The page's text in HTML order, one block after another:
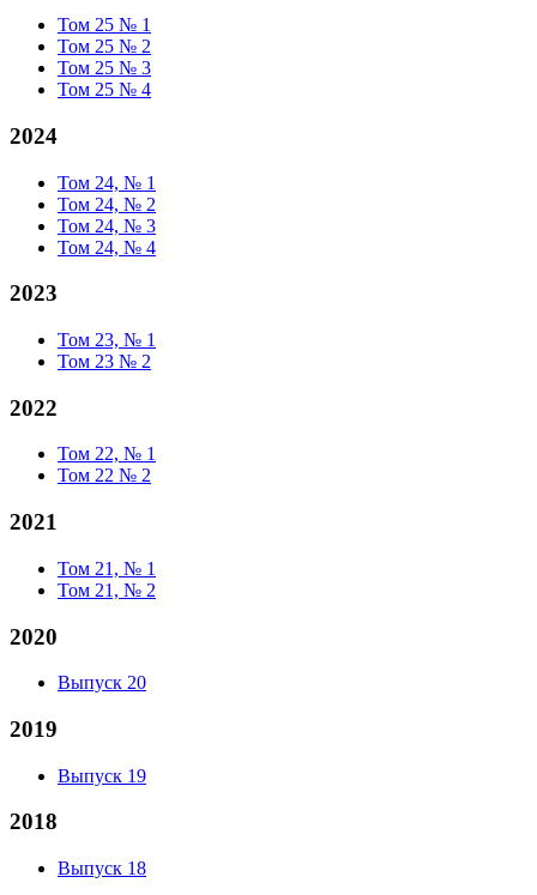
Том 25 № 1
Том 25 № 2
Том 25 № 3
Том 25 № 4
2024
Том 24, № 1
Том 24, № 2
Том 24, № 3
Том 24, № 4
2023
Том 23, № 1
Том 23 № 2
2022
Том 22, № 1
Том 22 № 2
2021
Том 21, № 1
Том 21, № 2
2020
Выпуск 20
2019
Выпуск 19
2018
Выпуск 18